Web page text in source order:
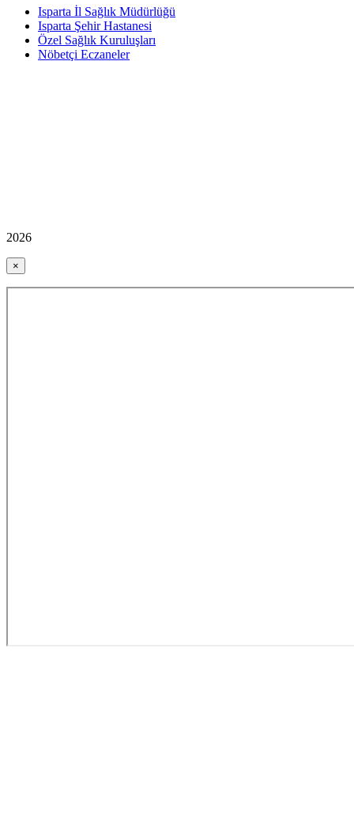
Isparta İl Sağlık Müdürlüğü
Isparta Şehir Hastanesi
Özel Sağlık Kuruluşları
Nöbetçi Eczaneler
2026
×